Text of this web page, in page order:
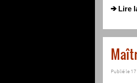
Lire
Publié le